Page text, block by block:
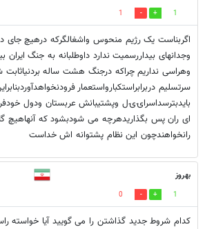
1
1
اگربناست یک رژیم منحوس واشغالگرکه درهیچ جای
وجدانهای بیداررسمیت ندارد داوطلبانه به جنگ
وهراسی نداریم چراکه درجنگ هشت ساله
سرتسلیم دربرابراستکبارواستعمار
بایدبترسداسراۍۍل وپشتیبانش عربستان ودول
ای ران پس بگذاریدهرچه می شودبشود که آنهاهیچ
رانخواهندچون این نظام پشتوانه اش خداست
بهروز
1
0
کدام شروط جدید گذاشتن را می گویید آیا خواسته